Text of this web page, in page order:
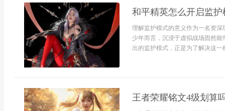
和平精英怎么开启监
理解监护模式的意义作为一名资
少年而言，沉浸于虚拟战场固然
出的监护模式，正是为了解决这一
王者荣耀铭文4级划算